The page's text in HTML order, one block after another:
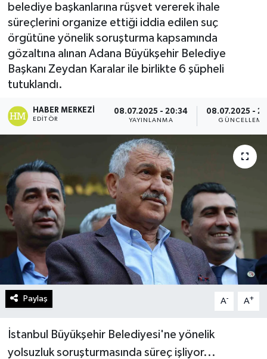
belediye başkanlarına rüşvet vererek ihale
süreçlerini organize ettiği iddia edilen suç
örgütüne yönelik soruşturma kapsamında
gözaltına alınan Adana Büyükşehir Belediye
Başkanı Zeydan Karalar ile birlikte 6 şüpheli
tutuklandı.
HABER MERKEZI
EDITÖR
08.07.2025 - 20:34
YAYINLANMA
08.07.2025 -
GÜNCELLEME
Paylaş A- A+
İstanbul Büyükşehir Belediyesi'ne yönelik
yolsuzluk soruşturmasında süreç işliyor...
Teknoloji
Turizm
Kültür - Sanat
Lider Haber TV Canlı Yayın izle
Haber Arşivi